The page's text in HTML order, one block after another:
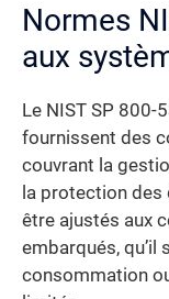
Normes
aux
Le NIST SP 800-
fournissent des
couvrant la
la protection des
être ajustés aux
embarqués, qu’il
consommation